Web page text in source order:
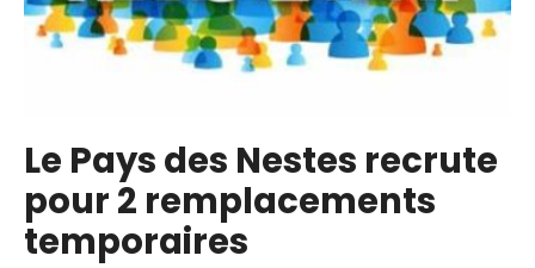
Le Pays des Nestes recrute
pour 2 remplacements
temporaires